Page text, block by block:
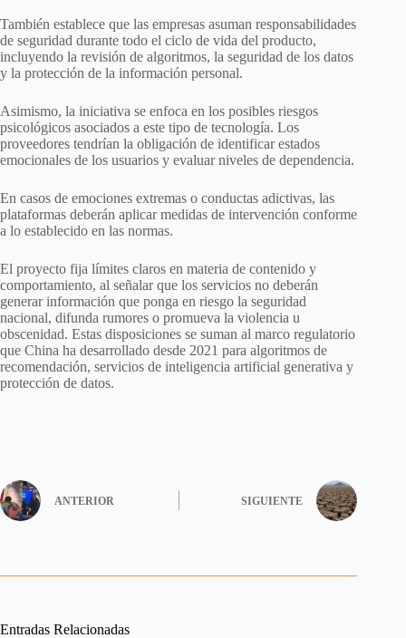
También establece que las empresas asuman responsabilidades
de seguridad durante todo el ciclo de vida del producto,
incluyendo la revisión de algoritmos, la seguridad de los datos
y la protección de la información personal.
Asimismo, la iniciativa se enfoca en los posibles riesgos
psicológicos asociados a este tipo de tecnología. Los
proveedores tendrían la obligación de identificar estados
emocionales de los usuarios y evaluar niveles de dependencia.
En casos de emociones extremas o conductas adictivas, las
plataformas deberán aplicar medidas de intervención conforme
a lo establecido en las normas.
El proyecto fija límites claros en materia de contenido y
comportamiento, al señalar que los servicios no deberán
generar información que ponga en riesgo la seguridad
nacional, difunda rumores o promueva la violencia u
obscenidad. Estas disposiciones se suman al marco regulatorio
que China ha desarrollado desde 2021 para algoritmos de
recomendación, servicios de inteligencia artificial generativa y
protección de datos.
ANTERIOR SIGUIENTE
Entradas Relacionadas